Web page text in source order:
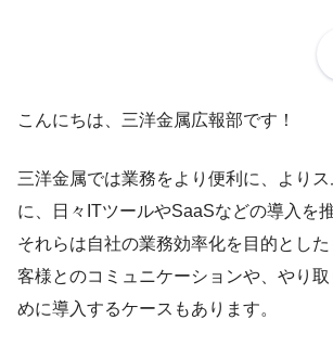
こんにちは、三洋金属広報部です！
三洋金属では業務をより便利に、より
に、日々ITツールやSaaSなどの導入を
それらは自社の業務効率化を目的とし
客様とのコミュニケーションや、やり
めに導入するケースもあります。